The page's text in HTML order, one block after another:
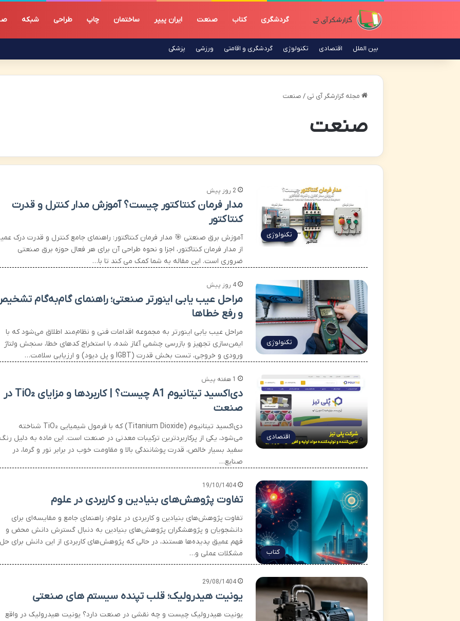
گردشگری کتاب صنعت ایران پیپر ساختمان چاپ طراحی شبکه
بین الملل اقتصادی تکنولوژی گردشگری و اقامتی ورزشی پزشکی
مجله گزارشگر آی تی / صنعت
صنعت
تکنولوژی
2 روز پیش
مدار فرمان کنتاکتور چیست؟ آموزش مدار کنترل و قدرت
کنتاکتور
آموزش برق صنعتی 🎯 مدار فرمان کنتاکتور: راهنمای جامع کنترل و قدرت درک
از مدار فرمان کنتاکتور، اجزا و نحوه طراحی آن برای هر فعال حوزه برق صنعتی
ضروری است. این مقاله به شما کمک می کند تا با…
تکنولوژی
4 روز پیش
مراحل عیب یابی اینورتر صنعتی؛ راهنمای گام‌به‌گام
و رفع خطاها
مراحل عیب یابی اینورتر به مجموعه اقدامات فنی و نظام‌مند اطلاق می‌شود که با
ایمن‌سازی تجهیز و بازرسی چشمی آغاز شده، با استخراج کدهای خطا، سنجش ولتاژ
ورودی و خروجی، تست بخش قدرت (IGBT و پل دیود) و ارزیابی سلامت…
اقتصادی
1 هفته پیش
دی‌اکسید تیتانیوم A1 چیست؟ | کاربردها و مزایای TiO₂ در
صنعت
دی‌اکسید تیتانیوم (Titanium Dioxide) که با فرمول شیمیایی TiO₂ شناخته
می‌شود، یکی از پرکاربردترین ترکیبات معدنی در صنعت است. این ماده به دلیل
سفید بسیار خالص، قدرت پوشانندگی بالا و مقاومت خوب در برابر نور و گرما، در
صنایع…
کتاب
19/10/1404
تفاوت پژوهش‌های بنیادین و کاربردی در علوم
تفاوت پژوهش‌های بنیادین و کاربردی در علوم: راهنمای جامع و مقایسه‌ای برای
دانشجویان و پژوهشگران پژوهش‌های بنیادین به دنبال گسترش دانش محض و
فهم عمیق پدیده‌ها هستند، در حالی که پژوهش‌های کاربردی از این دانش برای
مشکلات عملی و…
29/08/1404
یونیت هیدرولیک؛ قلب تپنده سیستم های صنعتی
یونیت هیدرولیک چیست و چه نقشی در صنعت دارد؟ یونیت هیدرولیک در واقع